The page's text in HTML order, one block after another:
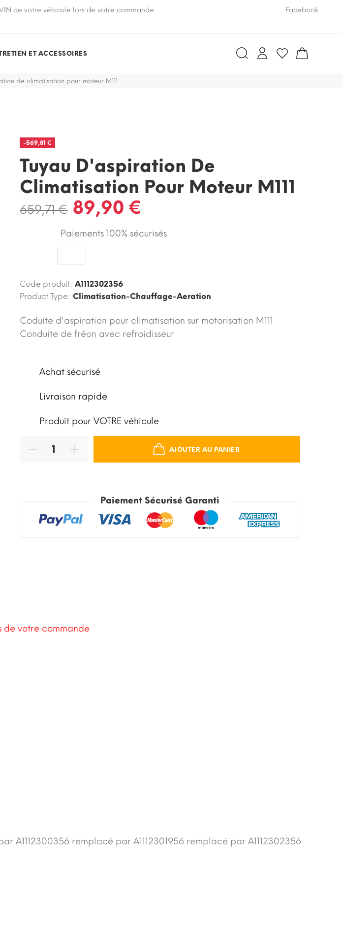
de votre véhicule lors de votre commande. Pensez à nous communiquer le numéro VIN
Facebook
ET ACCESSOIRES
de climatisation pour moteur M111
-569,81 €
Tuyau D'aspiration De
Climatisation Pour Moteur M111
659,71 € 89,90 €
Paiements 100% sécurisés
Code produit: A1112302356
Product Type: Climatisation-Chauffage-Aeration
Coduite d'aspiration pour climatisation sur motorisation M111
Conduite de fréon avec refroidisseur
Achat sécurisé
Livraison rapide
Produit pour VOTRE véhicule
AJOUTER AU PANIER
Paiement Sécurisé Garanti
de votre commande
A1112300356 remplacé par A1112301956 remplacé par A1112302356